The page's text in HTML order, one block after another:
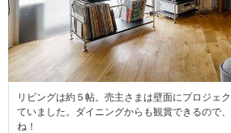
リビングは約５帖。売主さまは壁面にプロジェ
ていました。ダイニングからも観賞できるので
ね！